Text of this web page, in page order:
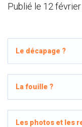
Publié le 12
Le décapage ?
La fouille ?
Les photos et les